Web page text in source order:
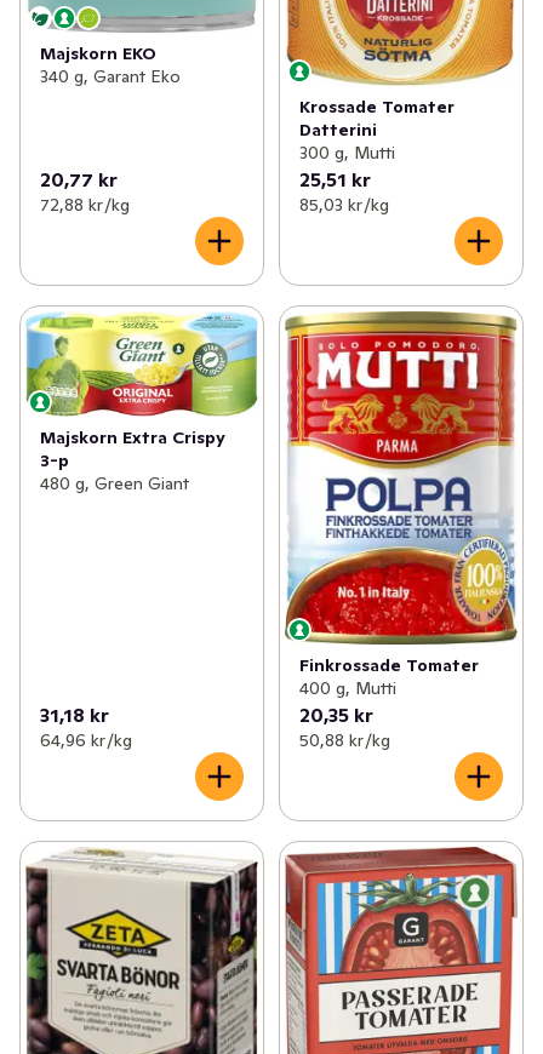
Majskorn EKO
340 g, Garant Eko
20,77 kr
72,88 kr /kg
Krossade Tomater
Datterini
300 g, Mutti
25,51 kr
85,03 kr /kg
Majskorn Extra Crispy
3-p
480 g, Green Giant
31,18 kr
64,96 kr /kg
Finkrossade Tomater
400 g, Mutti
20,35 kr
50,88 kr /kg